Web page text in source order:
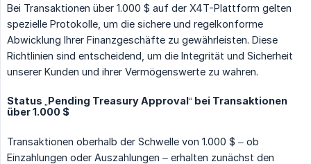
Bei Transaktionen über 1.000 $ auf der X4T-Plattform gelten
spezielle Protokolle, um die sichere und regelkonforme
Abwicklung Ihrer Finanzgeschäfte zu gewährleisten. Diese
Richtlinien sind entscheidend, um die Integrität und Sicherheit
unserer Kunden und ihrer Vermögenswerte zu wahren.
Status „Pending Treasury Approval“ bei Transaktionen
über 1.000 $
Transaktionen oberhalb der Schwelle von 1.000 $ – ob
Einzahlungen oder Auszahlungen – erhalten zunächst den